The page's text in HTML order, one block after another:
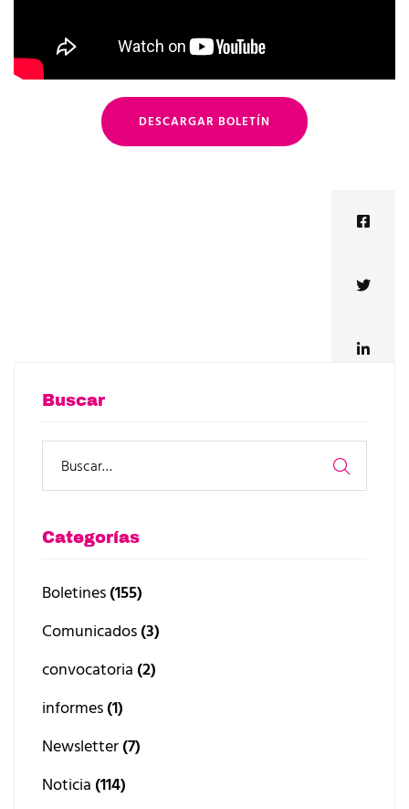
DESCARGAR BOLETÍN
Buscar
Categorías
Boletines(155)
Comunicados(3)
convocatoria (2)
informes(1)
Newsletter(7)
Noticia (114)